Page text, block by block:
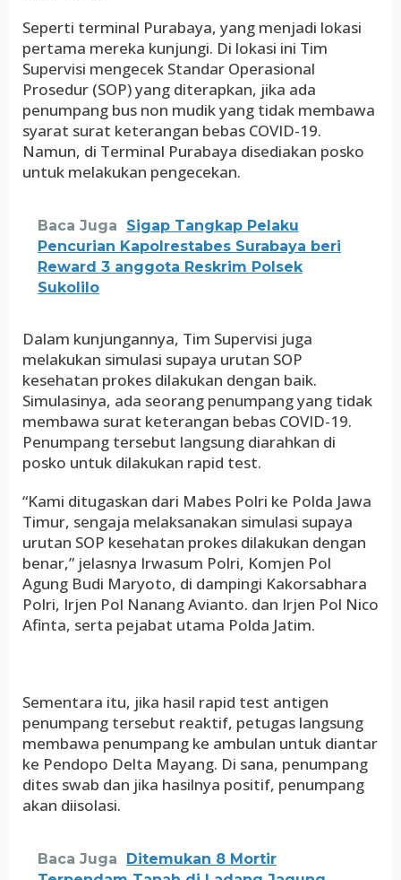
Seperti terminal Purabaya, yang menjadi lokasi
pertama mereka kunjungi. Di lokasi ini Tim
Supervisi mengecek Standar Operasional
Prosedur (SOP) yang diterapkan, jika ada
penumpang bus non mudik yang tidak membawa
syarat surat keterangan bebas COVID-19.
Namun, di Terminal Purabaya disediakan posko
untuk melakukan pengecekan.
Baca Juga
Sigap Tangkap Pelaku
Pencurian Kapolrestabes Surabaya beri
Reward 3 anggota Reskrim Polsek
Sukolilo
Dalam kunjungannya, Tim Supervisi juga
melakukan simulasi supaya urutan SOP
kesehatan prokes dilakukan dengan baik.
Simulasinya, ada seorang penumpang yang tidak
membawa surat keterangan bebas COVID-19.
Penumpang tersebut langsung diarahkan di
posko untuk dilakukan rapid test.
“Kami ditugaskan dari Mabes Polri ke Polda Jawa
Timur, sengaja melaksanakan simulasi supaya
urutan SOP kesehatan prokes dilakukan dengan
benar,” jelasnya Irwasum Polri, Komjen Pol
Agung Budi Maryoto, di dampingi Kakorsabhara
Polri, Irjen Pol Nanang Avianto. dan Irjen Pol Nico
Afinta, serta pejabat utama Polda Jatim.
Sementara itu, jika hasil rapid test antigen
penumpang tersebut reaktif, petugas langsung
membawa penumpang ke ambulan untuk diantar
ke Pendopo Delta Mayang. Di sana, penumpang
dites swab dan jika hasilnya positif, penumpang
akan diisolasi.
Baca Juga
Ditemukan 8 Mortir